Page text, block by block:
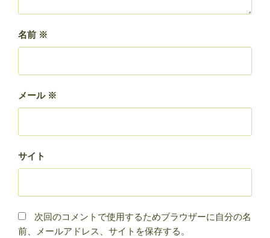
名前 ※
メール ※
サイト
次回のコメントで使用するためブラウザーに自分の名
前、メールアドレス、サイトを保存する。